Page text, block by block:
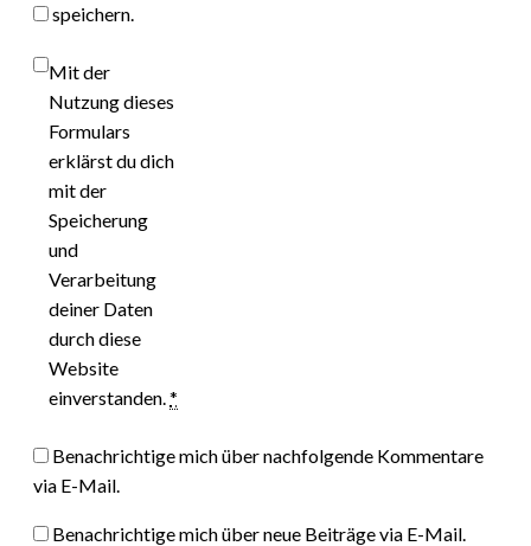
speichern.
Mit der
Nutzung dieses
Formulars
erklärst du dich
mit der
Speicherung
und
Verarbeitung
deiner Daten
durch diese
Website
einverstanden. *
Benachrichtige mich über nachfolgende Kommentare
via E-Mail.
Benachrichtige mich über neue Beiträge via E-Mail.